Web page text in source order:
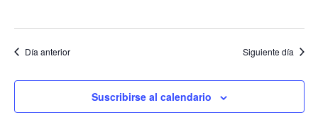
de
Día anterior Siguiente día
Suscribirse al calendario